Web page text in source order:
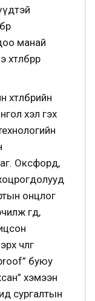
манай
хэл гэх
Оксфорд,
онцлог
өгөөд,
чөлөөг
буюу
хэмээн
сургалтын